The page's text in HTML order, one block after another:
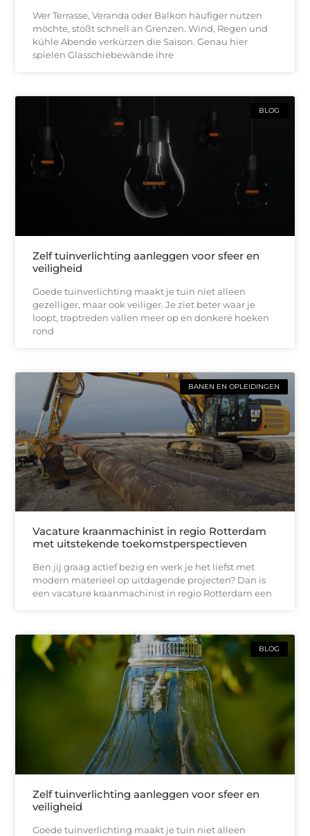
Wer Terrasse, Veranda oder Balkon häufiger nutzen
möchte, stößt schnell an Grenzen. Wind, Regen und
kühle Abende verkürzen die Saison. Genau hier
spielen Glasschiebewände ihre
BLOG
Zelf tuinverlichting aanleggen voor sfeer en
veiligheid
Goede tuinverlichting maakt je tuin niet alleen
gezelliger, maar ook veiliger. Je ziet beter waar je
loopt, traptreden vallen meer op en donkere hoeken
rond
BANEN EN OPLEIDINGEN
Vacature kraanmachinist in regio Rotterdam
met uitstekende toekomstperspectieven
Ben jij graag actief bezig en werk je het liefst met
modern materieel op uitdagende projecten? Dan is
een vacature kraanmachinist in regio Rotterdam een
BLOG
Zelf tuinverlichting aanleggen voor sfeer en
veiligheid
Goede tuinverlichting maakt je tuin niet alleen